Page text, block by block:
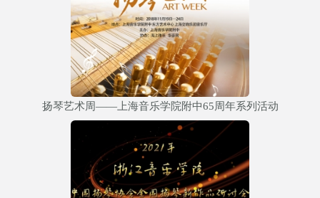
扬琴艺术周——上海音乐学院附中65周年系列活动